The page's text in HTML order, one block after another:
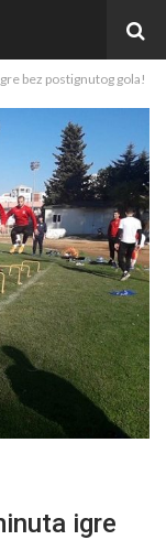
bez postignutog gola!
igre